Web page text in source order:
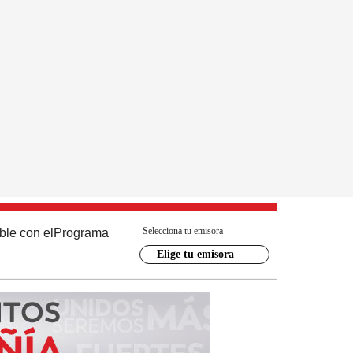
con el Programa Selecciona tu emisora
Elige tu emisora